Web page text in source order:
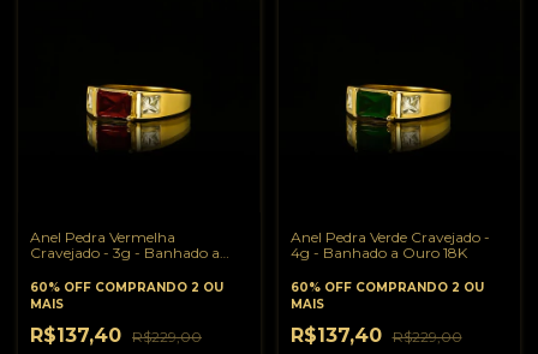
Anel Pedra Vermelha
Cravejado - 3g - Banhado a
60% OFF COMPRANDO 2 OU
MAIS
R$137,40 R$229,00
Anel Pedra Verde Cravejado -
4g - Banhado a Ouro 18K
60% OFF COMPRANDO 2 OU
MAIS
R$137,40 R$229,00